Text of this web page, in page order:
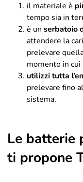
il materiale è
tempo sia in
è un serbatoio
attendere la
prelevare
momento in cui
utilizzi tutta
prelevare fino
sistema.
Le batterie
ti propone